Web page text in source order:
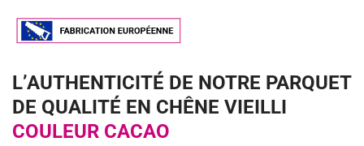
L’AUTHENTICITÉ DE NOTRE PARQUET
DE QUALITÉ EN CHÊNE VIEILLI
COULEUR CACAO